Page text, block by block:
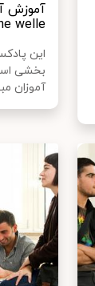
welle )
این
بخشی
آموزان